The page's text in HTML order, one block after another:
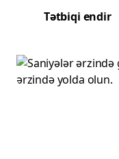
Tətbiqi endir